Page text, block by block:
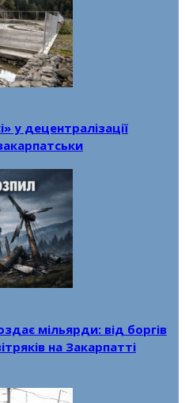
у децентралізації
мільярди: від боргів
на Закарпатті